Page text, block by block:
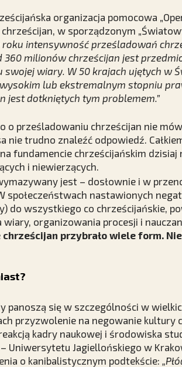
organizacja pomocowa
w sporządzonym
roku intensywność prześladowań
360 milionów chrześcijan jest
wiary. W 50 krajach ujętych w
lub ekstremalnym stopniu
jest dotkniętych tym problemem.”
o prześladowaniu chrześcijan nie
nie trudno znaleźć odpowiedź.
fundamencie chrześcijańskim
i niewierzących.
jest – dosłownie i w
społeczeństwach nastawionych
do wszystkiego co chrześcijańskie,
organizowania procesji i
przybrało wiele form.
panoszą się w szczególności w
przyzwolenie na negowanie kultury
kadry naukowej i środowiska
Uniwersytetu Jagiellońskiego w
o kanibalistycznym podtekście: